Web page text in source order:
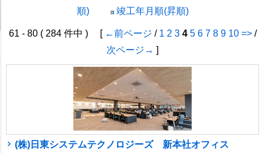
順)
竣工年月順(昇順)
61 - 80 ( 284 件中 ) [ ←前ページ / 1 2 3 4 5 6 7 8 9 10 =>/
次ページ→ ]
(株)日東システムテクノロジーズ 新本社オフィス